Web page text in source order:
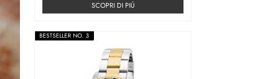
SCOPRI DI PIÚ
BESTSELLER NO. 3